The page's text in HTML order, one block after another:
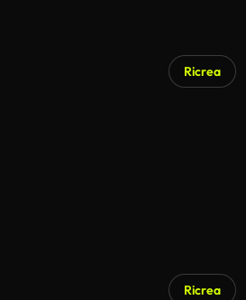
Ricrea
Ricrea